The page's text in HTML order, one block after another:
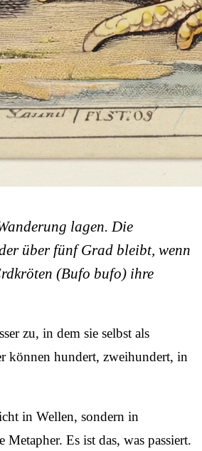
lagen. Die
über fünf Grad bleibt, wenn
(Bufo bufo) ihre
zu, in dem sie selbst als
können hundert, zweihundert, in
in Wellen, sondern in
Es ist das, was passiert.